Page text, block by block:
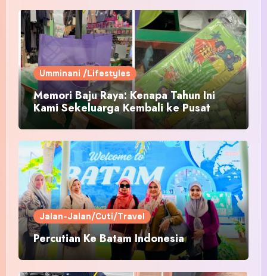
Umminani /Lifestyles
Memori Baju Raya: Kenapa Tahun Ini
Kami Sekeluarga Kembali ke Pusat
Pakaian Hari-Hari?
Jalan-Jalan/Cuti/Travel
Percutian Ke Batam Indonesia